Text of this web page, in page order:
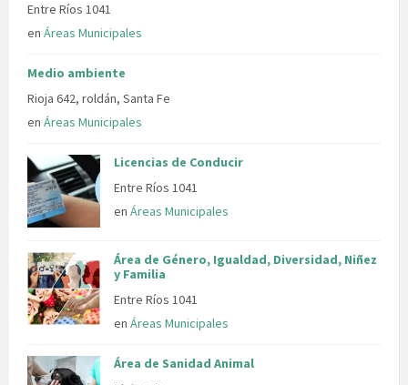
Entre Ríos 1041
en Áreas Municipales
Medio ambiente
Rioja 642, roldán, Santa Fe
en Áreas Municipales
Licencias de Conducir
Entre Ríos 1041
en Áreas Municipales
Área de Género, Igualdad, Diversidad, Niñez
y Familia
Entre Ríos 1041
en Áreas Municipales
Área de Sanidad Animal